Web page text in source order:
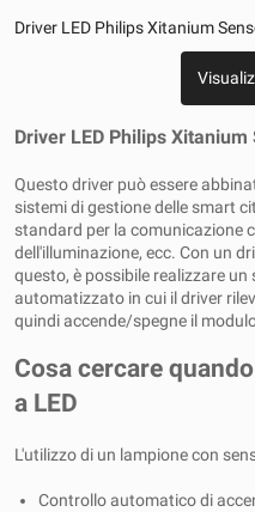
Driver LED Philips Xitanium
Driver LED Philips Xitanium
Questo driver può essere
sistemi di gestione delle smart
standard per la comunicazione
dell'illuminazione, ecc. Con un
questo, è possibile realizzare
automatizzato in cui il driver
quindi accende/spegne il
Cosa cercare
a LED
L'utilizzo di un lampione con
Controllo automatico di